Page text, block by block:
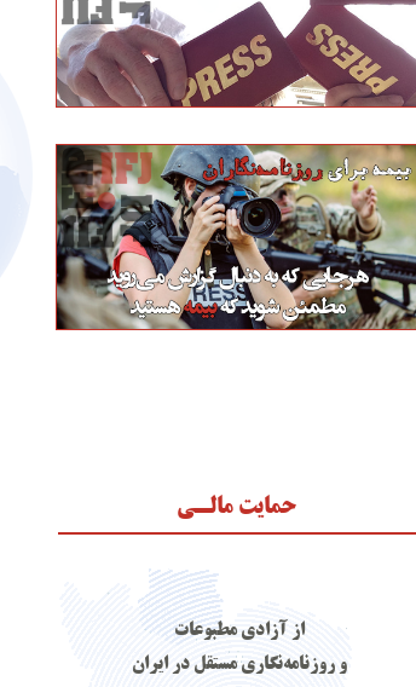
حمایت مالـی
از آزادی مطبوعات
و روزنامه‌نگاری مستقل در ایران